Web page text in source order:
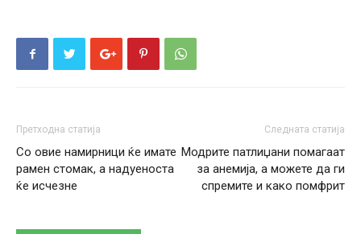
Претходна статија
Со овие намирници ќе имате
рамен стомак, а надуеноста
ќе исчезне
Следната статија
Модрите патлиџани помагаат
за анемија, а можете да ги
спремите и како помфрит